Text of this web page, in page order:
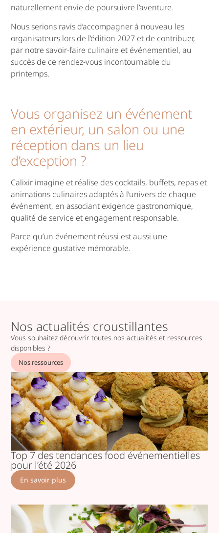
naturellement envie de poursuivre l’aventure.
Nous serions ravis d’accompagner à nouveau les
organisateurs lors de l’édition 2027 et de contribuer,
par notre savoir-faire culinaire et événementiel, au
succès de ce rendez-vous incontournable du
printemps.
Vous organisez un événement
en extérieur, un salon ou une
réception dans un lieu
d’exception ?
Calixir imagine et réalise des cocktails, buffets, repas et
animations culinaires adaptés à l’univers de chaque
événement, en associant exigence gastronomique,
qualité de service et engagement responsable.
Parce qu’un événement réussi est aussi une
expérience gustative mémorable.
Nos actualités croustillantes
Vous souhaitez découvrir toutes nos actualités et ressources
disponibles ?
Nos ressources
Top 7 des tendances food événementielles
pour l’été 2026
En savoir plus